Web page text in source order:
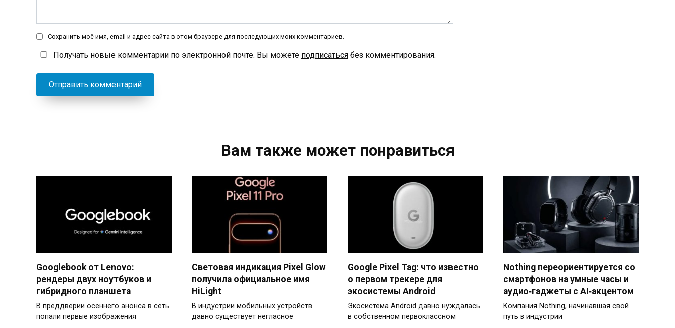
Сохранить моё имя, email и адрес сайта в этом браузере для последующих моих комментариев.
Получать новые комментарии по электронной почте. Вы можете подписаться без комментирования.
Вам также может понравиться
Googlebook от Lenovo:
рендеры двух ноутбуков и
гибридного планшета
В преддверии осеннего анонса в сеть
попали первые изображения
Световая индикация Pixel Glow
получила официальное имя
HiLight
В индустрии мобильных устройств
давно существует негласное
Google Pixel Tag: что известно
о первом трекере для
экосистемы Android
Экосистема Android давно нуждалась
в собственном первоклассном
Nothing переориентируется со
смартфонов на умные часы и
аудио‑гаджеты с AI‑акцентом
Компания Nothing, начинавшая свой
путь в индустрии